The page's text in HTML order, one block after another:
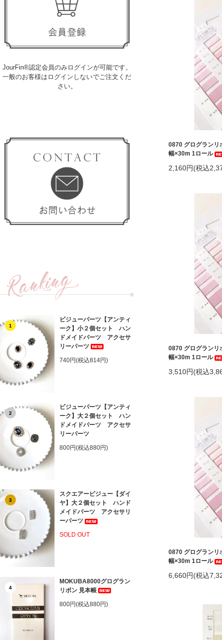
JourFin®認定会員のみログインが可能です。
一般のお客様はログインしないでご注文くだ
さい。
1
ビジューパーツ【アンティ
ーク】小２個セット ハン
ドメイドパーツ アクセサ
リーパーツ
740円(税込814円)
2
ビジューパーツ【アンティ
ーク】大２個セット ハン
ドメイドパーツ アクセサ
リーパーツ
800円(税込880円)
3
スクエアービジュー【ダイ
ヤ】大２個セット ハンド
メイドパーツ アクセサリ
ーパーツ
SOLD OUT
4
MOKUBA8000グログラン
リボン 見本帳
800円(税込880円)
0870 グログランリ
幅×30m 1ロール
2,160円(税込
0870 グログランリ
幅×30m 1ロール
3,510円(税込
0870 グログランリ
幅×30m 1ロール
6,660円(税込